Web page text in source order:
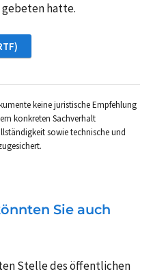
hatte.
keine juristische Empfehlung
konkreten Sachverhalt
sowie technische und
Sie auch
Stelle des öffentlichen